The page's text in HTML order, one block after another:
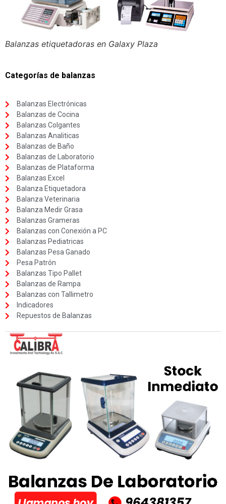
Balanzas etiquetadoras en Galaxy Plaza
Categorías de balanzas
Balanzas Electrónicas
Balanzas de Cocina
Balanzas Colgantes
Balanzas Analiticas
Balanzas de Baño
Balanzas de Laboratorio
Balanzas de Plataforma
Balanzas Excel
Balanza Etiquetadora
Balanza Veterinaria
Balanza Medir Grasa
Balanzas Grameras
Balanzas con Conexión a PC
Balanzas Pediatricas
Balanzas Pesa Ganado
Pesa Patrón
Balanzas Tipo Pallet
Balanzas de Rampa
Balanzas con Tallimetro
Indicadores
Repuestos de Balanzas